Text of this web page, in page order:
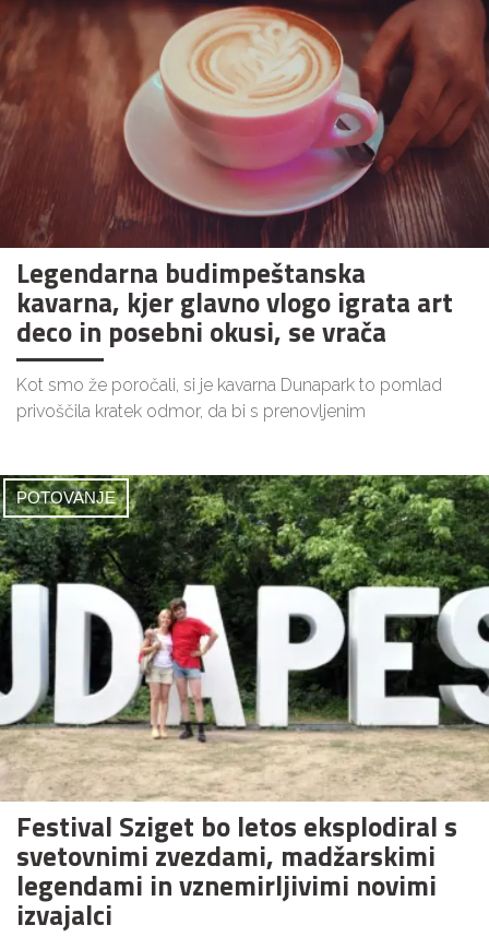
Legendarna budimpeštanska
kavarna, kjer glavno vlogo igrata art
deco in posebni okusi, se vrača
Kot smo že poročali, si je kavarna Dunapark to pomlad
privoščila kratek odmor, da bi s prenovljenim
POTOVANJE
Festival Sziget bo letos eksplodiral s
svetovnimi zvezdami, madžarskimi
legendami in vznemirljivimi novimi
izvajalci